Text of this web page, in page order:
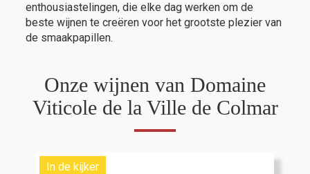
enthousiastelingen, die elke dag werken om de
beste wijnen te creëren voor het grootste plezier van
de smaakpapillen.
Onze wijnen van Domaine
Viticole de la Ville de Colmar
In de kijker